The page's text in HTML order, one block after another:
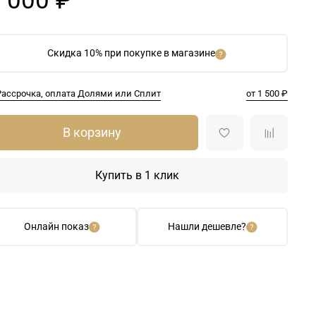
Скидка 10% при покупке в магазине
оплата Долями или Сплит от 1 500 ₽
Онлайн показ Нашли дешевле?
В корзину
Купить в 1 клик